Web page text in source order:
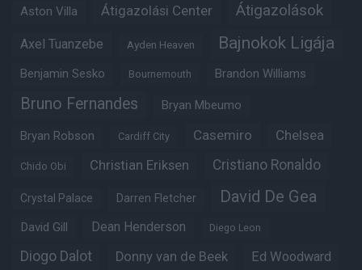
Aston Villa Átigazolási Center Átigazolások
Axel Tuanzebe Ayden Heaven Bajnokok Ligája
Benjamin Sesko Bournemouth Brandon Williams
Bruno Fernandes Bryan Mbeumo
Bryan Robson Cardiff City Casemiro Chelsea
Chido Obi Christian Eriksen Cristiano Ronaldo
Crystal Palace Darren Fletcher David De Gea
David Gill Dean Henderson Diego Leon
Diogo Dalot Donny van de Beek Ed Woodward